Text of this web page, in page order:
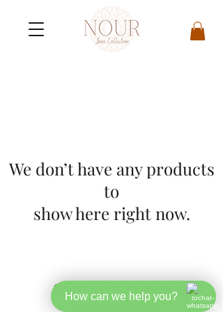
We don’t have any products
to
show here right now.
Ochrana osobných údajov
Obchodné podmienky
How can we help you?